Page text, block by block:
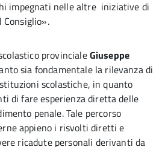
impegnati nelle altre iniziative di
provincialeGiuseppe
sia fondamentale la rilevanza di
scolastiche, in quanto
di fare esperienza diretta delle
penale. Tale percorso
appieno i risvolti diretti e
ricadute personali derivanti da